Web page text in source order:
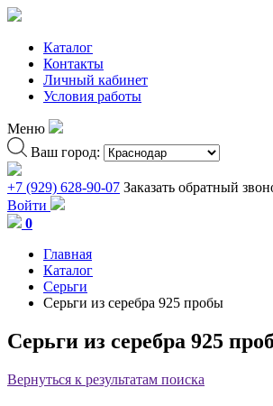
Каталог
Контакты
Личный кабинет
Условия работы
Меню
Ваш город:
+7 (929) 628-90-07 Заказать обратный
Войти
0
Главная
Каталог
Серьги
Серьги из серебра 925 пробы
Серьги из серебра 925
Вернуться к результатам поиска